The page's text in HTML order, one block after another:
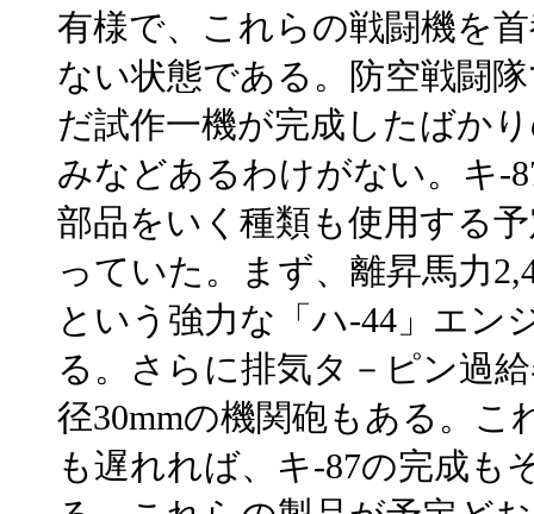
有様で、これらの戦闘機を
ない状態である。防空戦闘
だ試作一機が完成したばか
みなどあるわけがない。キ-
部品をいく種類も使用する
っていた。まず、離昇馬力
という強力な「ハ-44」エン
る。さらに排気タ－ピン過
径30mmの機関砲もある。
も遅れれば、キ-87の完成も